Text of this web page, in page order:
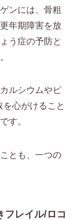
ンには、骨粗
年期障害を放
う症の予防と
ルシウムやビ
心がけること
す。
とも、一つの
フレイル/ロコ